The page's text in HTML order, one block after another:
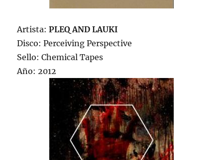
Artista:PLEQ AND LAUKI
Disco: Perceiving Perspective
Sello: Chemical Tapes
Año: 2012